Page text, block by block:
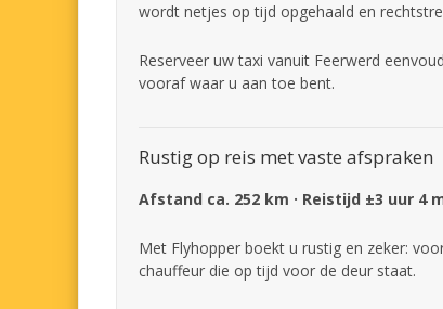
wordt netjes op tijd opgehaald en
Reserveer uw taxi vanuit Feerwerd
vooraf waar u aan toe bent.
Rustig op reis met vaste afspraken
Afstand ca. 252 km · Reistijd ±3 uur 4
Met Flyhopper boekt u rustig en zeker:
chauffeur die op tijd voor de deur staat.